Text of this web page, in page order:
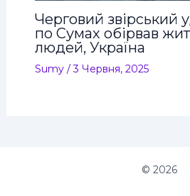
Черговий звірський
по Сумах обірвав
людей, Україна
Sumy/3 Червня, 2025
© 2026